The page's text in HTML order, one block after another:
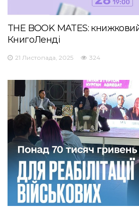
THE BOOK MATES:
КнигоЛенді
21 Листопада, 2025 324